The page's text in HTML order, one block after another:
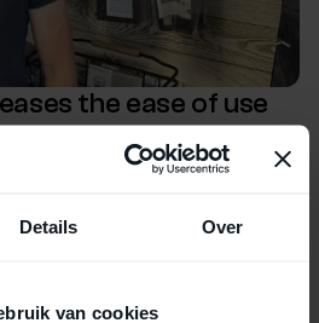
Details Over
van cookies
the ease of use